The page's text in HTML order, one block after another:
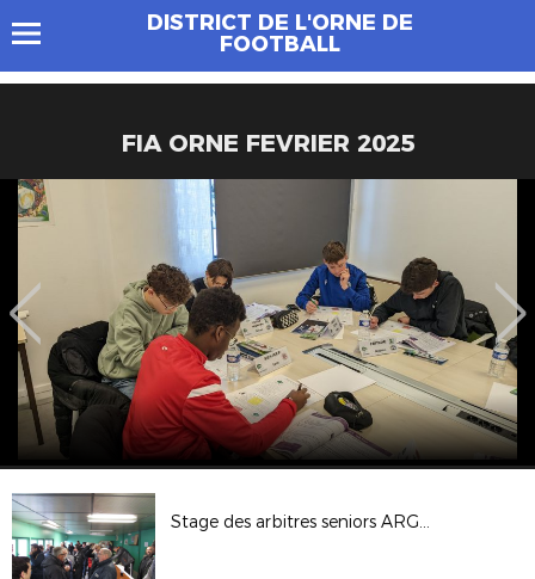
DISTRICT DE L'ORNE DE
FOOTBALL
FIA ORNE FEVRIER 2025
Stage des arbitres seniors ARGENTAN 18 NOV 2017